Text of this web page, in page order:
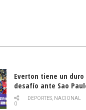
Everton tiene un duro
desafío ante Sao
DEPORTES, NACIONAL
0